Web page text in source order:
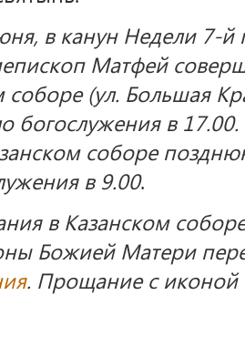
в канун Недели 7-й
Матфей
(ул. Большая
богослужения в
соборе
в 9.00.
в Казанском
Божией Матери
. Прощание с иконой